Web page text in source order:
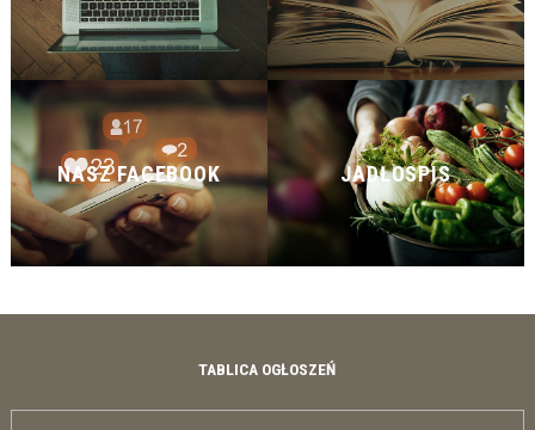
NASZ FACEBOOK JADŁOSPIS
TABLICA OGŁOSZEŃ